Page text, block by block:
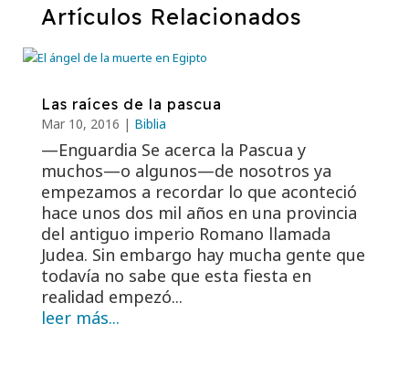
Artículos Relacionados
Las raíces de la pascua
Mar 10, 2016 | Biblia
—Enguardia Se acerca la Pascua y
muchos—o algunos—de nosotros ya
empezamos a recordar lo que aconteció
hace unos dos mil años en una provincia
del antiguo imperio Romano llamada
Judea. Sin embargo hay mucha gente que
todavía no sabe que esta fiesta en
realidad empezó...
leer más...